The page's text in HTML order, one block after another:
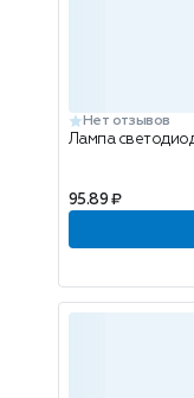
Нет отзывов
Лампа
95.89 ₽